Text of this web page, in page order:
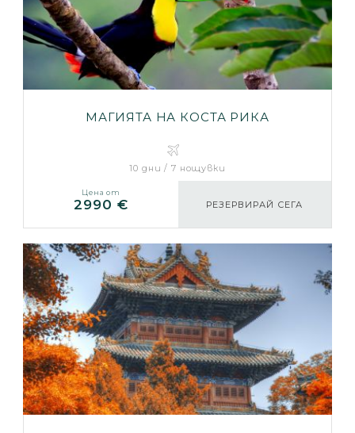
МАГИЯТА НА КОСТА РИКА
10 дни / 7 нощувки
Цена от
2990 € РЕЗЕРВИРАЙ СЕГА